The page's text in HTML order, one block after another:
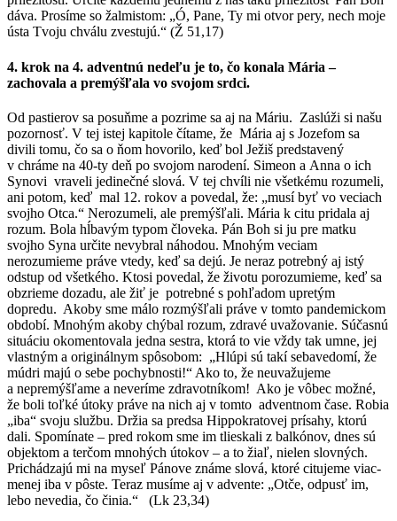
dáva. Prosíme so žalmistom: „Ó, Pane, Ty mi otvor pery, nech moje
ústa Tvoju chválu zvestujú.“ (Ž 51,17)
4. krok na 4. adventnú nedeľu je to, čo konala Mária –
zachovala a premýšľala vo svojom srdci.
Od pastierov sa posuňme a pozrime sa aj na Máriu. Zaslúži si našu
pozornosť. V tej istej kapitole čítame, že Mária aj s Jozefom sa
divili tomu, čo sa o ňom hovorilo, keď bol Ježiš predstavený
v chráme na 40-ty deň po svojom narodení. Simeon a Anna o ich
Synovi vraveli jedinečné slová. V tej chvíli nie všetkému rozumeli,
ani potom, keď mal 12. rokov a povedal, že: „musí byť vo veciach
svojho Otca.“ Nerozumeli, ale premýšľali. Mária k citu pridala aj
rozum. Bola hĺbavým typom človeka. Pán Boh si ju pre matku
svojho Syna určite nevybral náhodou. Mnohým veciam
nerozumieme práve vtedy, keď sa dejú. Je neraz potrebný aj istý
odstup od všetkého. Ktosi povedal, že životu porozumieme, keď sa
obzrieme dozadu, ale žiť je potrebné s pohľadom upretým
dopredu. Akoby sme málo rozmýšľali práve v tomto pandemickom
období. Mnohým akoby chýbal rozum, zdravé uvažovanie. Súčasnú
situáciu okomentovala jedna sestra, ktorá to vie vždy tak umne, jej
vlastným a originálnym spôsobom: „Hlúpi sú takí sebavedomí, že
múdri majú o sebe pochybnosti!“ Ako to, že neuvažujeme
a nepremýšľame a neveríme zdravotníkom! Ako je vôbec možné,
že boli toľké útoky práve na nich aj v tomto adventnom čase. Robia
„iba“ svoju službu. Držia sa predsa Hippokratovej prísahy, ktorú
dali. Spomínate – pred rokom sme im tlieskali z balkónov, dnes sú
objektom a terčom mnohých útokov – a to žiaľ, nielen slovných.
Prichádzajú mi na myseľ Pánove známe slová, ktoré citujeme viac-
menej iba v pôste. Teraz musíme aj v advente: „Otče, odpusť im,
lebo nevedia, čo činia.“ (Lk 23,34)